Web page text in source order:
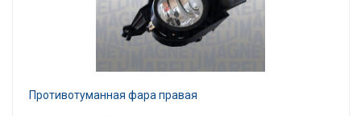
Противотуманная фара правая